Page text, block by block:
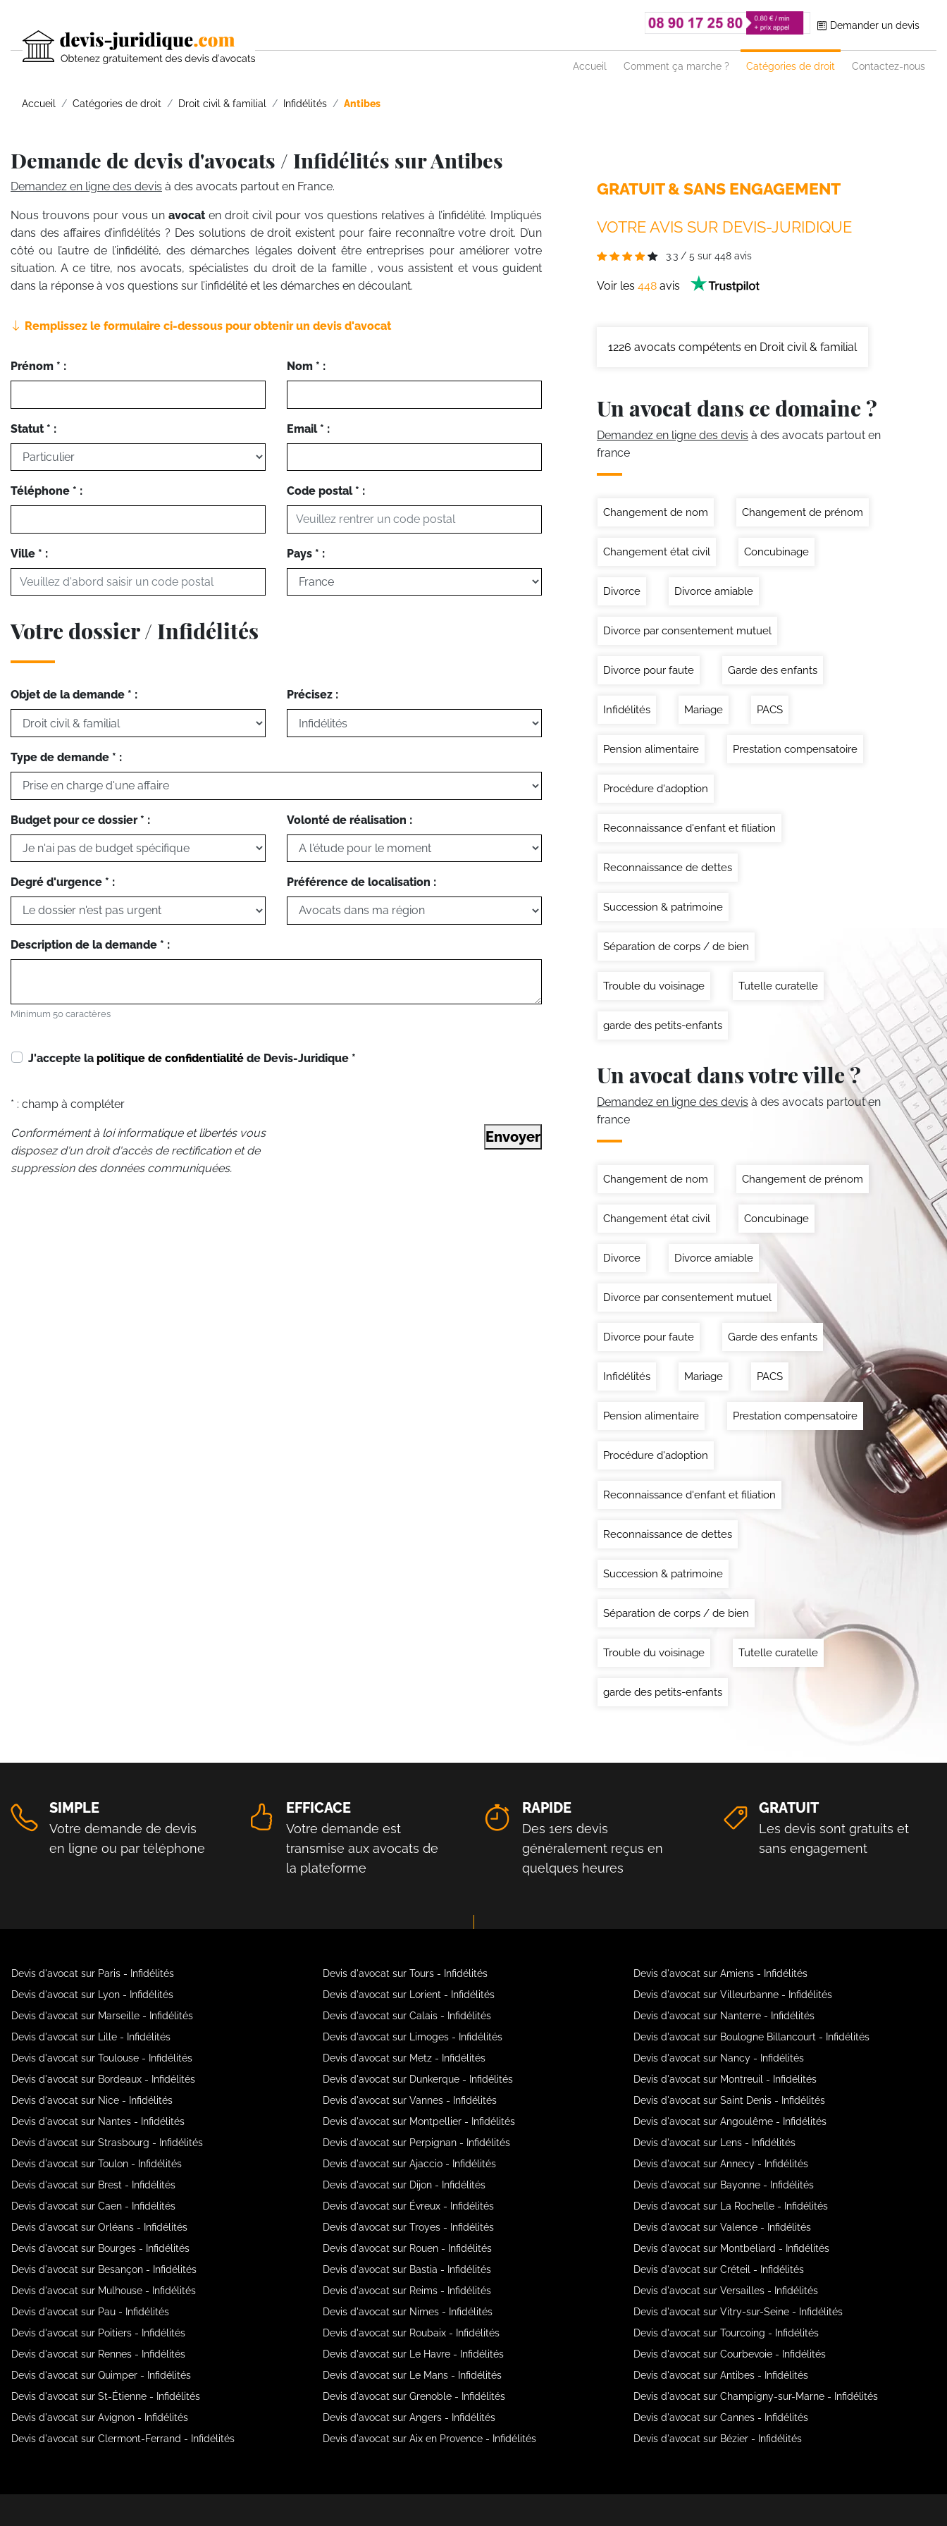
Demander un devis
Accueil Comment ça marche ? Catégories de droit Contactez-nous
Accueil Catégories de droit Droit civil & familial Infidélités Antibes
Demande de devis d'avocats / Infidélités sur Antibes
Demandez en ligne des devis à des avocats partout en France.
Nous trouvons pour vous un avocat en droit civil pour vos questions relatives à l’infidélité. Impliqués
dans des affaires d’infidélités ? Des solutions de droit existent pour faire reconnaître votre droit. D’un
côté ou l’autre de l’infidélité, des démarches légales doivent être entreprises pour améliorer votre
situation. A ce titre, nos avocats, spécialistes du droit de la famille , vous assistent et vous guident
dans la réponse à vos questions sur l’infidélité et les démarches en découlant.
Remplissez le formulaire ci-dessous pour obtenir un devis d'avocat
Prénom * : Nom * :
Statut * : Email * :
Téléphone * : Code postal * :
Ville * : Pays * :
Votre dossier / Infidélités
Objet de la demande * : Précisez :
Type de demande * :
Budget pour ce dossier * : Volonté de réalisation :
Degré d'urgence * : Préférence de localisation :
Description de la demande * :
Minimum 50 caractères
J'accepte la politique de confidentialité de Devis-Juridique *
* : champ à compléter
Conformément à loi informatique et libertés vous
disposez d'un droit d'accès de rectification et de
suppression des données communiquées.
Envoyer
GRATUIT & SANS ENGAGEMENT
VOTRE AVIS SUR DEVIS-JURIDIQUE
3.3 / 5 sur 448 avis
Voir les 448 avis
1226 avocats compétents en Droit civil & familial
Un avocat dans ce domaine ?
Demandez en ligne des devis à des avocats partout en
france
Changement de nom Changement de prénom
Changement état civil Concubinage
Divorce Divorce amiable
Divorce par consentement mutuel
Divorce pour faute Garde des enfants
Infidélités Mariage PACS
Pension alimentaire Prestation compensatoire
Procédure d'adoption
Reconnaissance d'enfant et filiation
Reconnaissance de dettes
Succession & patrimoine
Séparation de corps / de bien
Trouble du voisinage Tutelle curatelle
garde des petits-enfants
Un avocat dans votre ville ?
Demandez en ligne des devis à des avocats partout en
france
Changement de nom Changement de prénom
Changement état civil Concubinage
Divorce Divorce amiable
Divorce par consentement mutuel
Divorce pour faute Garde des enfants
Infidélités Mariage PACS
Pension alimentaire Prestation compensatoire
Procédure d'adoption
Reconnaissance d'enfant et filiation
Reconnaissance de dettes
Succession & patrimoine
Séparation de corps / de bien
Trouble du voisinage Tutelle curatelle
garde des petits-enfants
SIMPLE
Votre demande de devis
en ligne ou par téléphone
EFFICACE
Votre demande est
transmise aux avocats de
la plateforme
RAPIDE
Des 1ers devis
généralement reçus en
quelques heures
GRATUIT
Les devis sont gratuits et
sans engagement
Devis d'avocat sur Paris - Infidélités
Devis d'avocat sur Lyon - Infidélités
Devis d'avocat sur Marseille - Infidélités
Devis d'avocat sur Lille - Infidélités
Devis d'avocat sur Toulouse - Infidélités
Devis d'avocat sur Bordeaux - Infidélités
Devis d'avocat sur Nice - Infidélités
Devis d'avocat sur Nantes - Infidélités
Devis d'avocat sur Strasbourg - Infidélités
Devis d'avocat sur Toulon - Infidélités
Devis d'avocat sur Brest - Infidélités
Devis d'avocat sur Caen - Infidélités
Devis d'avocat sur Orléans - Infidélités
Devis d'avocat sur Bourges - Infidélités
Devis d'avocat sur Besançon - Infidélités
Devis d'avocat sur Mulhouse - Infidélités
Devis d'avocat sur Pau - Infidélités
Devis d'avocat sur Poitiers - Infidélités
Devis d'avocat sur Rennes - Infidélités
Devis d'avocat sur Quimper - Infidélités
Devis d'avocat sur St-Étienne - Infidélités
Devis d'avocat sur Avignon - Infidélités
Devis d'avocat sur Clermont-Ferrand - Infidélités
Devis d'avocat sur Tours - Infidélités
Devis d'avocat sur Lorient - Infidélités
Devis d'avocat sur Calais - Infidélités
Devis d'avocat sur Limoges - Infidélités
Devis d'avocat sur Metz - Infidélités
Devis d'avocat sur Dunkerque - Infidélités
Devis d'avocat sur Vannes - Infidélités
Devis d'avocat sur Montpellier - Infidélités
Devis d'avocat sur Perpignan - Infidélités
Devis d'avocat sur Ajaccio - Infidélités
Devis d'avocat sur Dijon - Infidélités
Devis d'avocat sur Évreux - Infidélités
Devis d'avocat sur Troyes - Infidélités
Devis d'avocat sur Rouen - Infidélités
Devis d'avocat sur Bastia - Infidélités
Devis d'avocat sur Reims - Infidélités
Devis d'avocat sur Nimes - Infidélités
Devis d'avocat sur Roubaix - Infidélités
Devis d'avocat sur Le Havre - Infidélités
Devis d'avocat sur Le Mans - Infidélités
Devis d'avocat sur Grenoble - Infidélités
Devis d'avocat sur Angers - Infidélités
Devis d'avocat sur Aix en Provence - Infidélités
Devis d'avocat sur Amiens - Infidélités
Devis d'avocat sur Villeurbanne - Infidélités
Devis d'avocat sur Nanterre - Infidélités
Devis d'avocat sur Boulogne Billancourt - Infidélités
Devis d'avocat sur Nancy - Infidélités
Devis d'avocat sur Montreuil - Infidélités
Devis d'avocat sur Saint Denis - Infidélités
Devis d'avocat sur Angoulême - Infidélités
Devis d'avocat sur Lens - Infidélités
Devis d'avocat sur Annecy - Infidélités
Devis d'avocat sur Bayonne - Infidélités
Devis d'avocat sur La Rochelle - Infidélités
Devis d'avocat sur Valence - Infidélités
Devis d'avocat sur Montbéliard - Infidélités
Devis d'avocat sur Créteil - Infidélités
Devis d'avocat sur Versailles - Infidélités
Devis d'avocat sur Vitry-sur-Seine - Infidélités
Devis d'avocat sur Tourcoing - Infidélités
Devis d'avocat sur Courbevoie - Infidélités
Devis d'avocat sur Antibes - Infidélités
Devis d'avocat sur Champigny-sur-Marne - Infidélités
Devis d'avocat sur Cannes - Infidélités
Devis d'avocat sur Bézier - Infidélités